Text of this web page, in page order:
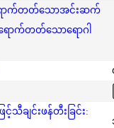
ောက်တတ်သောအင်းဆက်
ရောက်တတ်သောရောဂါ
သီချင်းဖန်တီးခြင်း: